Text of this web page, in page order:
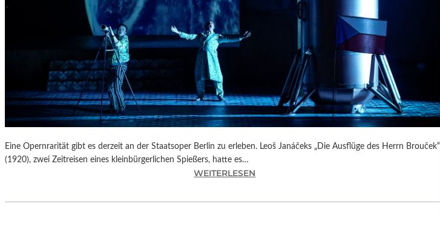
Eine Opernrarität gibt es derzeit an der Staatsoper Berlin zu erleben. Leoš Janáčeks „Die Ausflüge des Herrn Brouček“
(1920), zwei Zeitreisen eines kleinbürgerlichen Spießers, hatte es…
WEITERLESEN
E